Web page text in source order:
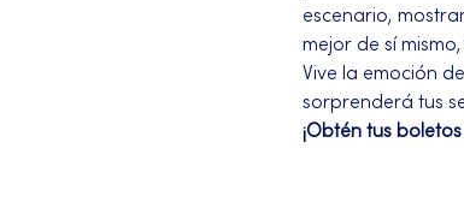
escenario,
mejor de sí
Vive la emoción
sorprenderá tus
¡Obtén tus